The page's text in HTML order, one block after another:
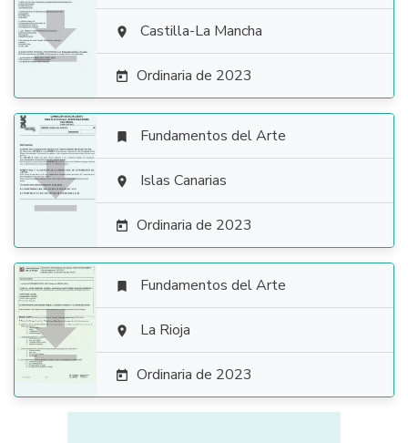
  Castilla-La Mancha
 Ordinaria de 2023

 Fundamentos del Arte
 Islas Canarias
 Ordinaria de 2023

 Fundamentos del Arte
 La Rioja
 Ordinaria de 2023